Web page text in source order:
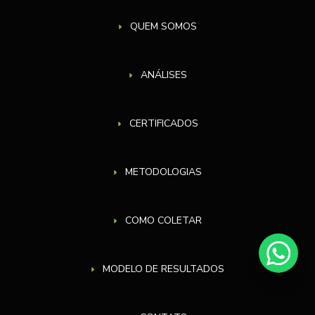
QUEM SOMOS
ANÁLISES
CERTIFICADOS
METODOLOGIAS
COMO COLETAR
MODELO DE RESULTADOS